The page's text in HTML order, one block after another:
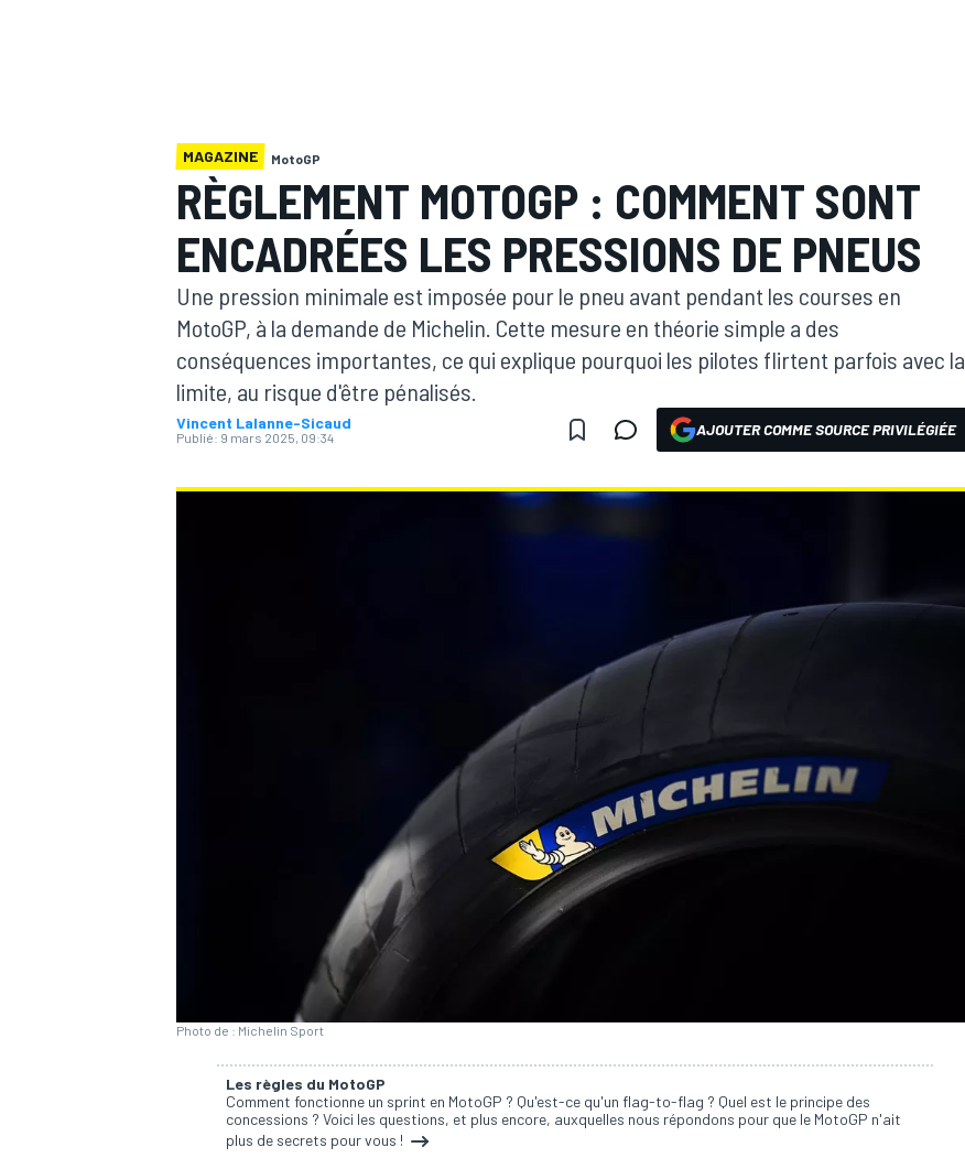
MOTOGP
MAGAZINE MotoGP
RÈGLEMENT MOTOGP : COMMENT SONT
ENCADRÉES LES PRESSIONS DE PNEUS
Une pression minimale est imposée pour le pneu avant pendant les courses en
MotoGP, à la demande de Michelin. Cette mesure en théorie simple a des
conséquences importantes, ce qui explique pourquoi les pilotes flirtent parfois avec la
limite, au risque d'être pénalisés.
Vincent Lalanne-Sicaud
Publié: 9 mars 2025, 09:34 AJOUTER COMME SOURCE PRIVILÉGIÉE
Photo de : Michelin Sport
Les règles du MotoGP
Comment fonctionne un sprint en MotoGP ? Qu'est-ce qu'un flag-to-flag ? Quel est le principe des
concessions ? Voici les questions, et plus encore, auxquelles nous répondons pour que le MotoGP n'ait
plus de secrets pour vous !